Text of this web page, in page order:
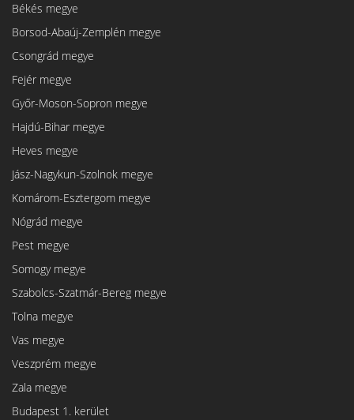
Békés megye
Borsod-Abaúj-Zemplén megye
Csongrád megye
Fejér megye
Győr-Moson-Sopron megye
Hajdú-Bihar megye
Heves megye
Jász-Nagykun-Szolnok megye
Komárom-Esztergom megye
Nógrád megye
Pest megye
Somogy megye
Szabolcs-Szatmár-Bereg megye
Tolna megye
Vas megye
Veszprém megye
Zala megye
Budapest 1. kerület